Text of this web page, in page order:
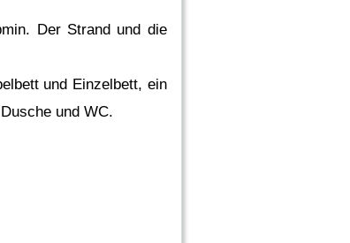
Der Strand und die
und Einzelbett, ein
und WC.